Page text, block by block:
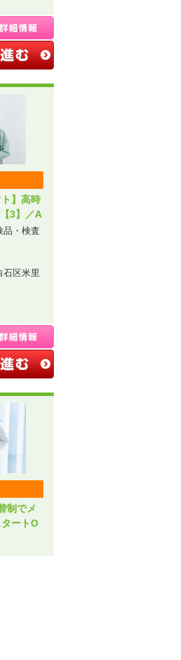
】高時
3】／A
品・検査
石区米里
制でメ
ートO